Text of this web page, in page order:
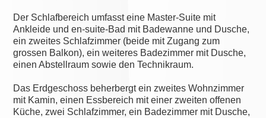
Der Schlafbereich umfasst eine Master-Suite mit
Ankleide und en-suite-Bad mit Badewanne und Dusche,
ein zweites Schlafzimmer (beide mit Zugang zum
grossen Balkon), ein weiteres Badezimmer mit Dusche,
einen Abstellraum sowie den Technikraum.
Das Erdgeschoss beherbergt ein zweites Wohnzimmer
mit Kamin, einen Essbereich mit einer zweiten offenen
Küche, zwei Schlafzimmer, ein Badezimmer mit Dusche,